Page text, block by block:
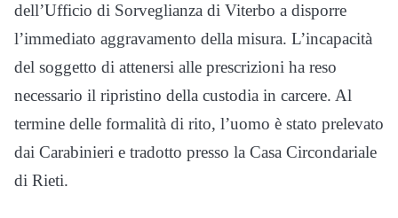
dell’Ufficio di Sorveglianza di Viterbo a disporre
l’immediato aggravamento della misura. L’incapacità
del soggetto di attenersi alle prescrizioni ha reso
necessario il ripristino della custodia in carcere. Al
termine delle formalità di rito, l’uomo è stato prelevato
dai Carabinieri e tradotto presso la Casa Circondariale
di Rieti.